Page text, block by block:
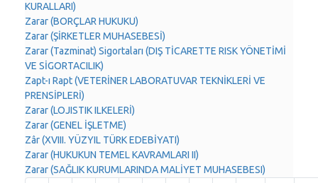
KURALLARI)
Zarar (BORÇLAR HUKUKU)
Zarar (ŞİRKETLER MUHASEBESİ)
Zarar (Tazminat) Sigortaları (DIŞ TİCARETTE RISK YÖNETİMİ
VE SİGORTACILIK)
Zapt-ı Rapt (VETERİNER LABORATUVAR TEKNİKLERİ VE
PRENSİPLERİ)
Zarar (LOJISTIK ILKELERİ)
Zarar (GENEL İŞLETME)
Zâr (XVIII. YÜZYIL TÜRK EDEBİYATI)
Zarar (HUKUKUN TEMEL KAVRAMLARI II)
Zarar (SAĞLIK KURUMLARINDA MALİYET MUHASEBESI)